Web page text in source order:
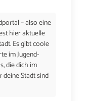
– also eine
hier aktuelle
Es gibt coole
im Jugend-
die dich im
deine Stadt sind